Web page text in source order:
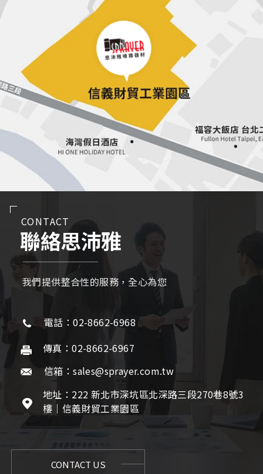
CONTACT
聯絡思沛雅
我們提供整合性的服務，全心為您
電話：02-8662-6968
傳真：02-8662-6967
信箱：sales@sprayer.com.tw
地址：222 新北市深坑區北深路三段270巷8號3
樓｜信義財貿工業園區
CONTACT US